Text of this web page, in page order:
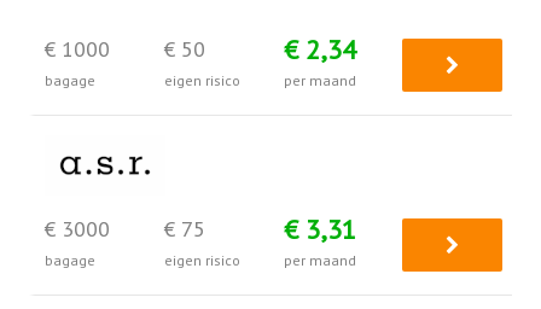
€ 1000
bagage
€ 50
eigen risico
€ 2,34
per maand
€ 3000
bagage
€ 75
eigen risico
€ 3,31
per maand